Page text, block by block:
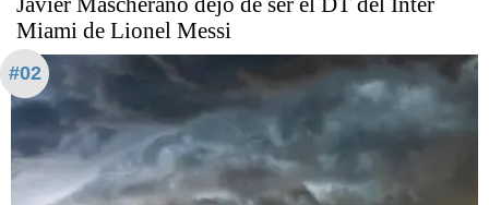
Miami de Lionel Messi
#02